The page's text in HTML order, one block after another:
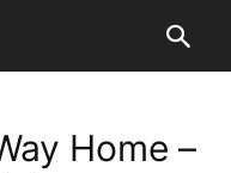
Home –